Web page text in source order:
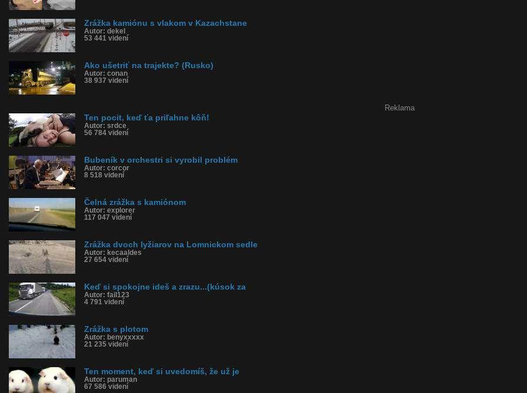
Zrážka kamiónu s vlakom v Kazachstane
Autor: dekel
53 441 videní
Ako ušetriť na trajekte? (Rusko)
Autor: conan
38 937 videní
Reklama
Ten pocit, keď ťa priľahne kôň!
Autor: srdce
56 784 videní
Bubeník v orchestri si vyrobil problém
Autor: corcor
8 518 videní
Čelná zrážka s kamiónom
Autor: explorer
117 047 videní
Zrážka dvoch lyžiarov na Lomnickom sedle
Autor: kecaaldes
27 654 videní
Keď si spokojne ideš a zrazu...(kúsok za
Autor: fail123
4 791 videní
Zrážka s plotom
Autor: benyxxxxx
21 235 videní
Ten moment, keď si uvedomíš, že už je
Autor: paruman
67 586 videní